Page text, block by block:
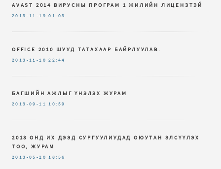
AVAST 2014 ВИРУСНЫ ПРОГРАМ 1 ЖИЛИЙН ЛИЦЕНЗТЭЙ
2013-11-19 01:03
OFFICE 2010 ШУУД ТАТАХААР БАЙРЛУУЛАВ.
2013-11-10 22:44
БАГШИЙН АЖЛЫГ ҮНЭЛЭХ ЖУРАМ
2013-09-11 10:59
2013 ОНД ИХ ДЭЭД СУРГУУЛИУДАД ОЮУТАН ЭЛСҮҮЛЭХ
ТОО, ЖУРАМ
2013-05-20 18:56